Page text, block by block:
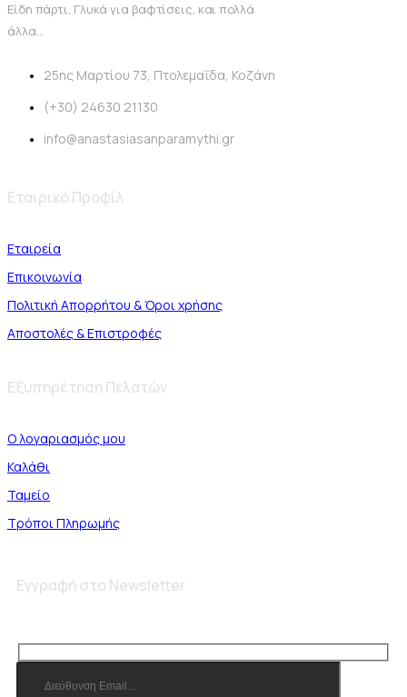
Είδη πάρτι, Γλυκά για βαφτίσεις, και πολλά
άλλα...
25ης Μαρτίου 73, Πτολεμαΐδα, Κοζάνη
(+30) 24630 21130
info@anastasiasanparamythi.gr
Εταιρικό Προφίλ
Εταιρεία
Επικοινωνία
Πολιτική Απορρήτου & Όροι χρήσης
Αποστολές & Επιστροφές
Εξυπηρέτηση Πελατών
Ο λογαριασμός μου
Καλάθι
Ταμείο
Τρόποι Πληρωμής
Εγγραφή στο Newsletter